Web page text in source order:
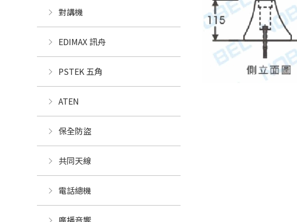
對講機
EDIMAX 訊舟
PSTEK 五角
ATEN
保全防盜
共同天線
電話總機